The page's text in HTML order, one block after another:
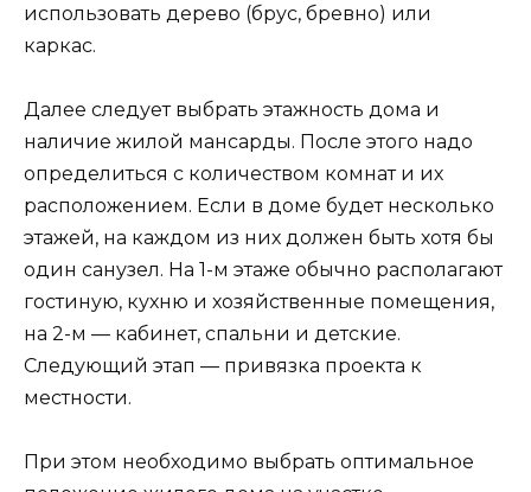
использовать дерево (брус, бревно) или
каркас.
Далее следует выбрать этажность дома и
наличие жилой мансарды. После этого надо
определиться с количеством комнат и их
расположением. Если в доме будет несколько
этажей, на каждом из них должен быть хотя бы
один санузел. На 1-м этаже обычно располагают
гостиную, кухню и хозяйственные помещения,
на 2-м — кабинет, спальни и детские.
Следующий этап — привязка проекта к
местности.
При этом необходимо выбрать оптимальное